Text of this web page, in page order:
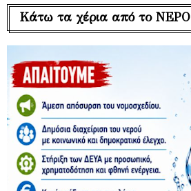
Κάτω τα χέρια από το ΝΕΡΟ